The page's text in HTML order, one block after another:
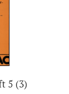
5 (3)